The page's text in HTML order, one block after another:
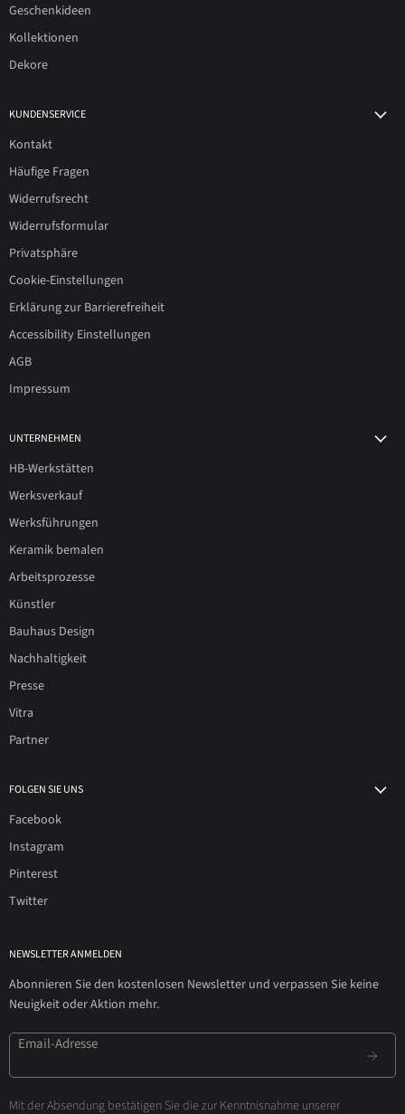
Geschenkideen
Kollektionen
Dekore
KUNDENSERVICE
Kontakt
Häufige Fragen
Widerrufsrecht
Widerrufsformular
Privatsphäre
Cookie-Einstellungen
Erklärung zur Barrierefreiheit
Accessibility Einstellungen
AGB
Impressum
UNTERNEHMEN
HB-Werkstätten
Werksverkauf
Werksführungen
Keramik bemalen
Arbeitsprozesse
Künstler
Bauhaus Design
Nachhaltigkeit
Presse
Vitra
Partner
FOLGEN SIE UNS
Facebook
Instagram
Pinterest
Twitter
NEWSLETTER ANMELDEN
Abonnieren Sie den kostenlosen Newsletter und verpassen Sie keine
Neuigkeit oder Aktion mehr.
Email-Adresse
Mit der Absendung bestätigen Sie die zur Kenntnisnahme unserer